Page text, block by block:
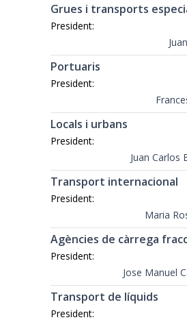
Grues i transports
President:
Portuaris
President:
Locals i urbans
President:
Juan Carlos
Transport internacional
President:
Maria
Agències de càrrega
President:
Jose Manuel
Transport de líquids
President: